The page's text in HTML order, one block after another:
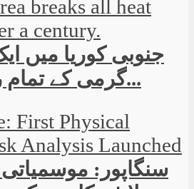
جنوبی کوریا میں
گرمی کے تمام ریکارڈ ٹوٹ...
سنگاپور: